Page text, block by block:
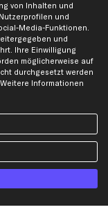
dürfen nicht
der Daten und der
oder die Einbeziehung
Nutzung von
kann rechtliche Schritte
von Inhalten und
und
Media-Funktionen.
und
Ihre Einwilligung
möglicherweise auf
durchgesetzt werden
Informationen